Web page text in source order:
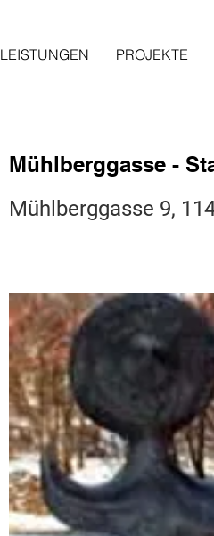
LEISTUNGEN PROJEKTE
Mühlberggasse -
Mühlberggasse 9,